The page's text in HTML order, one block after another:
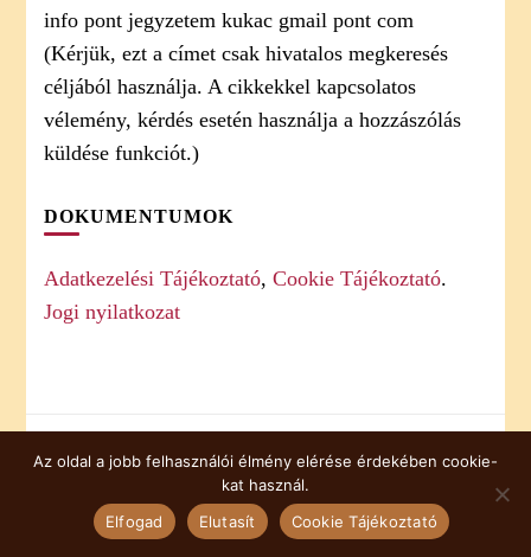
info pont jegyzetem kukac gmail pont com
(Kérjük, ezt a címet csak hivatalos megkeresés
céljából használja. A cikkekkel kapcsolatos
vélemény, kérdés esetén használja a hozzászólás
küldése funkciót.)
DOKUMENTUMOK
Adatkezelési Tájékoztató,Cookie Tájékoztató.
Jogi nyilatkozat
© Copyright 2026jegyzetem . Minden jog fenntartva.
COOKIE TÁJÉKOZTATÓ
Az oldal a jobb felhasználói élmény elérése érdekében cookie-
kat használ.
Elfogad
Elutasít Cookie Tájékoztató